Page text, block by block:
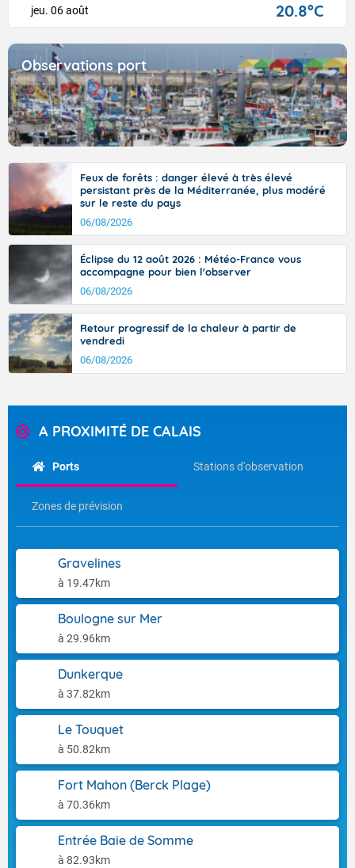
jeu. 06 août 20.8°C
Observations port
Feux de forêts : danger élevé à très élevé
persistant près de la Méditerranée, plus modéré
sur le reste du pays
06/08/2026
Éclipse du 12 août 2026 : Météo-France vous
accompagne pour bien l'observer
06/08/2026
Retour progressif de la chaleur à partir de
vendredi
06/08/2026
A PROXIMITÉ DE CALAIS
Ports Stations d'observation
Zones de prévision
Gravelines
à 19.47km
Boulogne sur Mer
à 29.96km
Dunkerque
à 37.82km
Le Touquet
à 50.82km
Fort Mahon (Berck Plage)
à 70.36km
Entrée Baie de Somme
à 82.93km